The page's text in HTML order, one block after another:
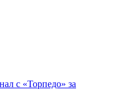
с «Торпедо» за